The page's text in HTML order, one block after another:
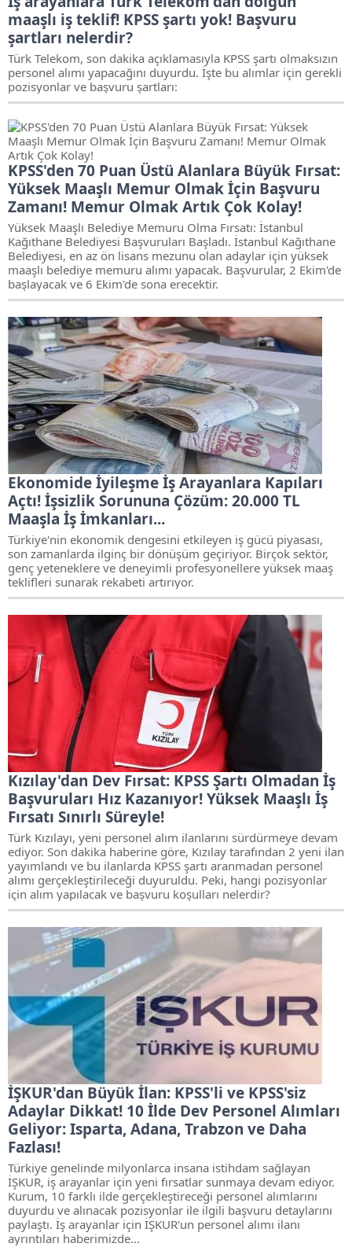
maaşlı iş teklif! KPSS şartı yok! Başvuru
şartları nelerdir?
Türk Telekom, son dakika açıklamasıyla KPSS şartı olmaksızın
personel alımı yapacağını duyurdu. İşte bu alımlar için gerekli
pozisyonlar ve başvuru şartları:
KPSS'den 70 Puan Üstü Alanlara Büyük Fırsat:
Yüksek Maaşlı Memur Olmak İçin Başvuru
Zamanı! Memur Olmak Artık Çok Kolay!
Yüksek Maaşlı Belediye Memuru Olma Fırsatı: İstanbul
Kağıthane Belediyesi Başvuruları Başladı. İstanbul Kağıthane
Belediyesi, en az ön lisans mezunu olan adaylar için yüksek
maaşlı belediye memuru alımı yapacak. Başvurular, 2 Ekim'de
başlayacak ve 6 Ekim'de sona erecektir.
Ekonomide İyileşme İş Arayanlara Kapıları
Açtı! İşsizlik Sorununa Çözüm: 20.000 TL
Maaşla İş İmkanları...
Türkiye'nin ekonomik dengesini etkileyen iş gücü piyasası,
son zamanlarda ilginç bir dönüşüm geçiriyor. Birçok sektör,
genç yeteneklere ve deneyimli profesyonellere yüksek maaş
teklifleri sunarak rekabeti artırıyor.
Kızılay'dan Dev Fırsat: KPSS Şartı Olmadan İş
Başvuruları Hız Kazanıyor! Yüksek Maaşlı İş
Fırsatı Sınırlı Süreyle!
Türk Kızılayı, yeni personel alım ilanlarını sürdürmeye devam
ediyor. Son dakika haberine göre, Kızılay tarafından 2 yeni ilan
yayımlandı ve bu ilanlarda KPSS şartı aranmadan personel
alımı gerçekleştirileceği duyuruldu. Peki, hangi pozisyonlar
için alım yapılacak ve başvuru koşulları nelerdir?
İŞKUR'dan Büyük İlan: KPSS'li ve KPSS'siz
Adaylar Dikkat! 10 İlde Dev Personel Alımları
Geliyor: Isparta, Adana, Trabzon ve Daha
Fazlası!
Türkiye genelinde milyonlarca insana istihdam sağlayan
İŞKUR, iş arayanlar için yeni fırsatlar sunmaya devam ediyor.
Kurum, 10 farklı ilde gerçekleştireceği personel alımlarını
duyurdu ve alınacak pozisyonlar ile ilgili başvuru detaylarını
paylaştı. İş arayanlar için İŞKUR'un personel alımı ilanı
ayrıntıları haberimizde...